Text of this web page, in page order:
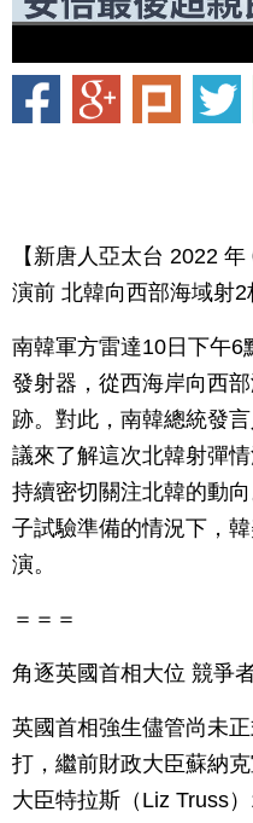
【新唐人亞太台 2022
演前 北韓向西部海域射2
南韓軍方雷達10日下午6
發射器，從西海岸向西
跡。對此，南韓總統發
議來了解這次北韓射彈
持續密切關注北韓的動
子試驗準備的情況下，
演。
＝＝＝
角逐英國首相大位 競爭
英國首相強生儘管尚未
打，繼前財政大臣蘇納
大臣特拉斯（Liz Truss